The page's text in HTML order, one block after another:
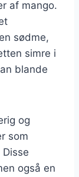
af mango.
sødme,
simre i
blande
og
som
også en